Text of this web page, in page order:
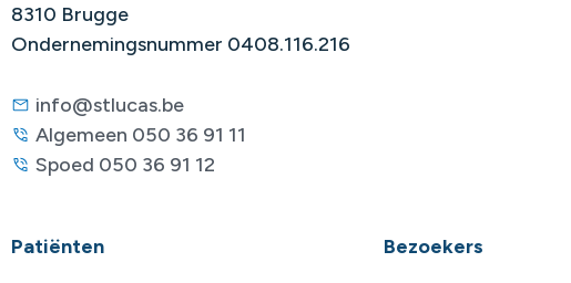
8310 Brugge
Ondernemingsnummer 0408.116.216
info@stlucas.be
Algemeen 050 36 91 11
Spoed 050 36 91 12
Patiënten Bezoekers